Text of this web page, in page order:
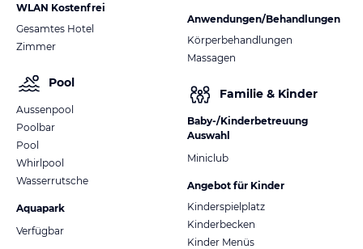
WLAN Kostenfrei
Gesamtes Hotel
Zimmer
Pool
Aussenpool
Poolbar
Pool
Whirlpool
Wasserrutsche
Aquapark
Verfügbar
Anwendungen/Behandlungen
Körperbehandlungen
Massagen
Familie & Kinder
Baby-/Kinderbetreuung
Auswahl
Miniclub
Angebot für Kinder
Kinderspielplatz
Kinderbecken
Kinder Menüs